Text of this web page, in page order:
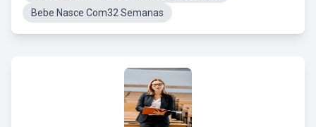
Bebe Nasce Com32 Semanas